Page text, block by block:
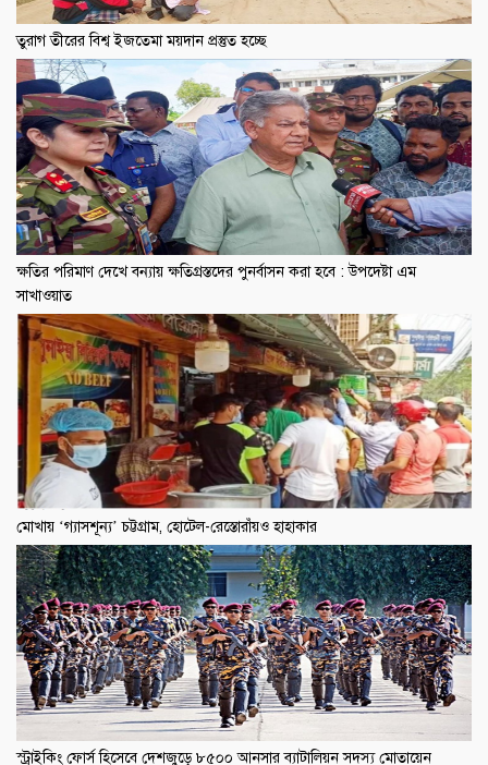
তুরাগ তীরের বিশ্ব ইজতেমা ময়দান প্রস্তুত হচ্ছে
ক্ষতির পরিমাণ দেখে বন্যায় ক্ষতিগ্রস্তদের পুনর্বাসন করা হবে : উপদেষ্টা এম
সাখাওয়াত
মোখায় ‘গ্যাসশূন্য’ চট্টগ্রাম, হোটেল-রেস্তোরাঁয়ও হাহাকার
স্ট্রাইকিং ফোর্স হিসেবে দেশজুড়ে ৮৫০০ আনসার ব্যাটালিয়ন সদস্য মোতায়েন